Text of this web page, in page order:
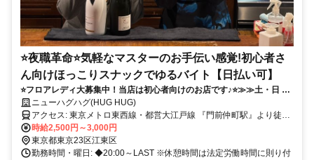
⭐夜職革命⭐気軽なマスターのお手伝い感覚!初心者さ
ん向けほっこりスナックでゆるバイト【日払い可】
⭐フロアレディ大募集中！当店は初心者向けのお店です♪⭐≫≫土・日 週
末勤務できる方大歓迎≪≪✨"働きやすい"が自慢のお店✨＼未経験者さ
んも経験者さんも大歓迎ෆ ̖́-‬／✅ノルマ・罰金なし＆面倒なルールもなし
♪ ✅1週間ごとの自由シフトで予定も立てやすい◎
ニューハグハグ(HUG HUG)
アクセス: 東京メトロ東西線・都営大江戸線 『門前仲町駅』より徒歩
1分！✨ 駅チカだから通勤ラクラク♪ 学校帰りやお仕事帰りにも 無理
なく通える好立地です◎ さらに、木場駅・清澄白河駅・越中島駅・
茅場町駅・月島駅・豊洲駅など 近隣エリアからもアクセス便利！ 江
時給2,500円～3,000円
東京都東京23区江東区
勤務時間・曜日: ◆20:00～LAST ※休憩時間は法定労働時間に則り付